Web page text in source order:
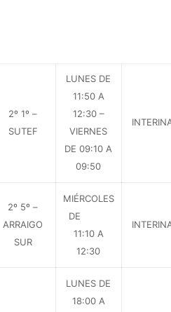
2º 1º –
SUTEF
LUNES DE
11:50 A
12:30 –
VIERNES
DE 09:10 A
09:50
2º 5º –
ARRAIGO
SUR
MIÉRCOLES
DE
11:10 A
12:30
LUNES DE
18:00 A